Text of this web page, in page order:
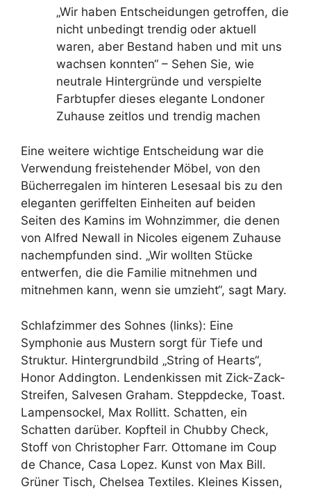
„Wir haben Entscheidungen getroffen, die
nicht unbedingt trendig oder aktuell
waren, aber Bestand haben und mit uns
wachsen konnten“ – Sehen Sie, wie
neutrale Hintergründe und verspielte
Farbtupfer dieses elegante Londoner
Zuhause zeitlos und trendig machen
Eine weitere wichtige Entscheidung war die
Verwendung freistehender Möbel, von den
Bücherregalen im hinteren Lesesaal bis zu den
eleganten geriffelten Einheiten auf beiden
Seiten des Kamins im Wohnzimmer, die denen
von Alfred Newall in Nicoles eigenem Zuhause
nachempfunden sind. „Wir wollten Stücke
entwerfen, die die Familie mitnehmen und
mitnehmen kann, wenn sie umzieht“, sagt Mary.
Schlafzimmer des Sohnes (links): Eine
Symphonie aus Mustern sorgt für Tiefe und
Struktur. Hintergrundbild „String of Hearts“,
Honor Addington. Lendenkissen mit Zick-Zack-
Streifen, Salvesen Graham. Steppdecke, Toast.
Lampensockel, Max Rollitt. Schatten, ein
Schatten darüber. Kopfteil in Chubby Check,
Stoff von Christopher Farr. Ottomane im Coup
de Chance, Casa Lopez. Kunst von Max Bill.
Grüner Tisch, Chelsea Textiles. Kleines Kissen,